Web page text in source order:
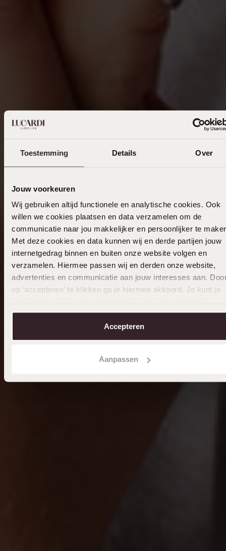
Toestemming Details Over
Jouw voorkeuren
Wij gebruiken altijd functionele en analytische cookies. Ook
willen we cookies plaatsen en data verzamelen om de
communicatie naar jou makkelijker en persoonlijker te
Met deze cookies en data kunnen wij en derde partijen jouw
internetgedrag binnen en buiten onze website volgen en
verzamelen. Hiermee passen wij en derden onze website,
advertenties en communicatie aan jouw interesses aan.
op ‘accepteren’ te klikken ga je hiermee akkoord. Je kunt je
onscookiebeleid.
Accepteren
Aanpassen